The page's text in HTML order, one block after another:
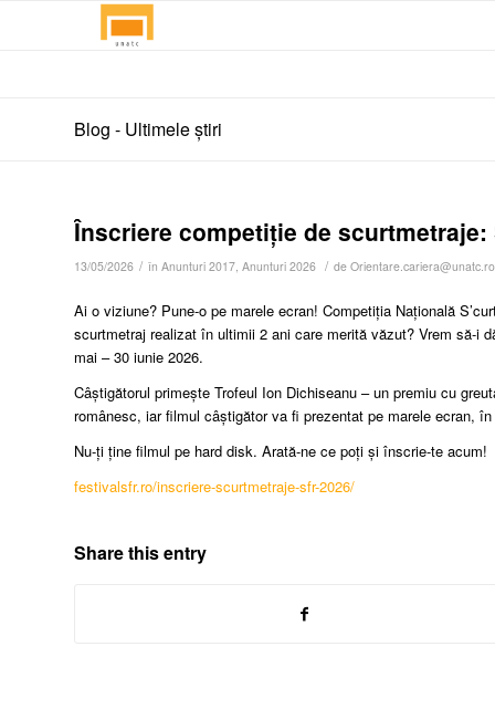
Blog - Ultimele știri
Înscriere competiție de scurtmetraje:
13/05/2026 / în Anunturi 2017, Anunturi 2026 / de Orientare.cariera@unatc.ro
Ai o viziune? Pune-o pe marele ecran! Competiția Națională
scurtmetraj realizat în ultimii 2 ani care merită văzut? Vrem să-i
mai – 30 iunie 2026.
Câștigătorul primește Trofeul Ion Dichiseanu – un premiu cu
românesc, iar filmul câștigător va fi prezentat pe marele ecran,
Nu-ți ține filmul pe hard disk. Arată-ne ce poți și înscrie-te acum!
festivalsfr.ro/inscriere-scurtmetraje-sfr-2026/
Share this entry